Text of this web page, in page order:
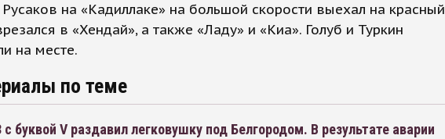
Русаков на «Кадиллаке» на большой скорости выехал на красный
в «Хендай», а также «Ладу» и «Киа». Голуб и Туркин
на месте.
по теме
буквой V раздавил легковушку под Белгородом. В результате аварии